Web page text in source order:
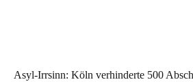
Asyl-Irrsinn: Köln verhinderte 500